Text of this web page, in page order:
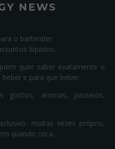
NEWS
o bartender.
líquidos.
quer saber exatamente o
e para que beber.
gostos, aromas, passeios,
muitas vezes próprio,
quando crica.